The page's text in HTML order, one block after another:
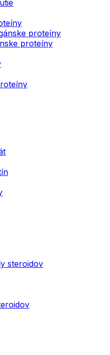
proteíny
proteíny
steroidov